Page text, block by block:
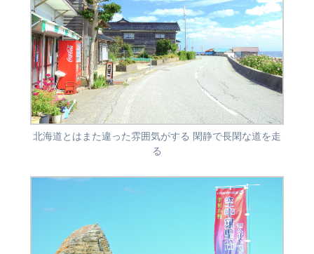
北海道とはまた違った雰囲気がする 閑静で長閑な道を走
る